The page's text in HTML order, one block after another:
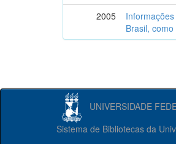
2005
Brasil,
UNIVERSIDADE
Sistema de Bibliotecas da